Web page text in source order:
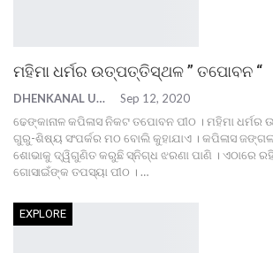
ମହିମା ଧର୍ମର ଉତ୍ପତ୍ତିସ୍ଥଳ ” ତପୋବନ “
DHENKANAL UPDATE Sep 12, 2020
ଢେଙ୍କାନାଳ କପିଳାସ ନିକଟ ତପୋବନ ପୀଠ । ମହିମା ଧର୍ମର
ଗୁରୁ-ଶିଷ୍ୟ ସଂପର୍କର ମଠ ବୋଲି କୁହାଯାଏ । କପିଳାସ
ଶୋଭାକୁ ଦ୍ୱିଗୁଣିତ କରୁଛି ସ୍ନିଗ୍ଧ ଝରଣା ପାଣି । ଏଠାରେ
ଗୋସାଇଁଙ୍କ ତପସ୍ୟା ପୀଠ । …
EXPLORE